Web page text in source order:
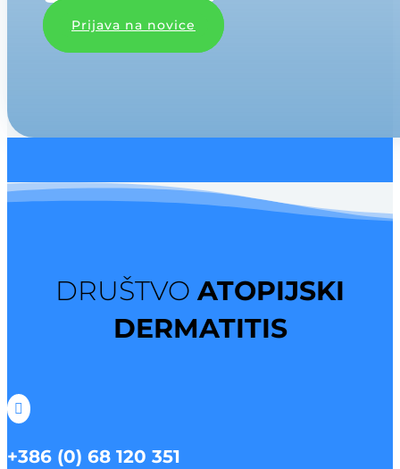
Prijava na novice
DRUŠTVO ATOPIJSKI
DERMATITIS

+386 (0) 68 120 351